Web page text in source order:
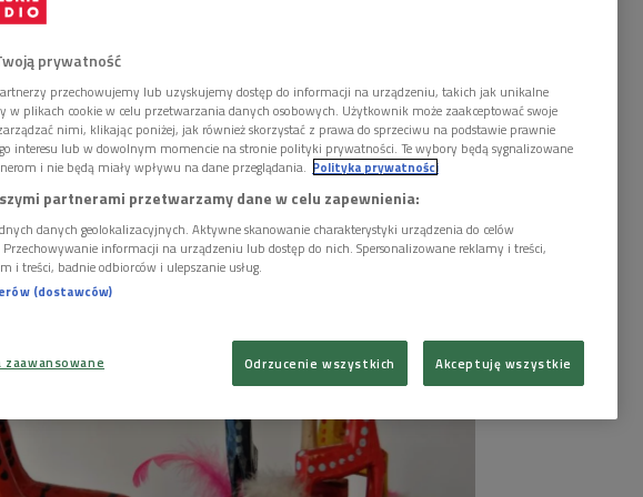
dotyczące zabawkarstwa na terenie leżącym
Beskidzką wpisują się w XVIII w. Jednak
w. zabawkarstwo zaczęło intensywnie się
były produktem ubocznym przy
z drewna, ich sprzedaż przynosiła
czasie zabawkarstwo stało się samodzielną
prywatność
przechowujemy lub uzyskujemy dostęp do informacji na urządzeniu, takich jak unikalne
w plikach cookie w celu przetwarzania danych osobowych. Użytkownik może zaakceptować swoje
nimi, klikając poniżej, jak również skorzystać z prawa do sprzeciwu na podstawie prawnie
interesu lub w dowolnym momencie na stronie polityki prywatności. Te wybory będą sygnalizowane
i nie będą miały wpływu na dane przeglądania. Polityka prywatności
partnerami przetwarzamy dane w celu zapewnienia:
danych geolokalizacyjnych. Aktywne skanowanie charakterystyki urządzenia do celów
informacji na urządzeniu lub dostęp do nich. Spersonalizowane reklamy i treści,
i treści, badnie odbiorców i ulepszanie usług.
(dostawców)
Odrzucenie wszystkich Akceptuję wszystkie